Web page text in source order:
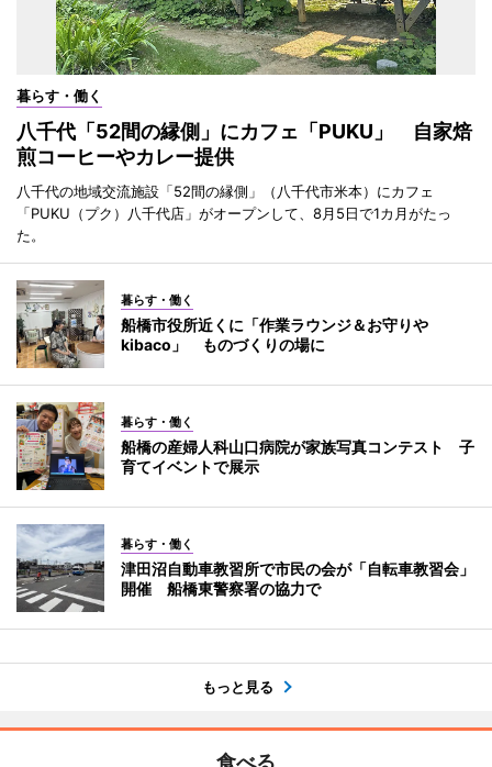
暮らす・働く
八千代「52間の縁側」にカフェ「PUKU」 自家焙
煎コーヒーやカレー提供
八千代の地域交流施設「52間の縁側」（八千代市米本）にカフェ
「PUKU（プク）八千代店」がオープンして、8月5日で1カ月がたっ
た。
暮らす・働く
船橋市役所近くに「作業ラウンジ＆お守りや
kibaco」 ものづくりの場に
暮らす・働く
船橋の産婦人科山口病院が家族写真コンテスト 子
育てイベントで展示
暮らす・働く
津田沼自動車教習所で市民の会が「自転車教習会」
開催 船橋東警察署の協力で
もっと見る
食べる